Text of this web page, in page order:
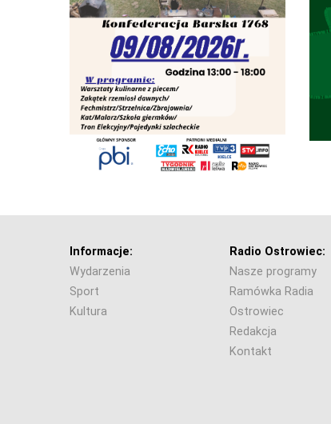
Informacje:
Wydarzenia
Sport
Kultura
Radio Ostrowiec:
Nasze programy
Ramówka Radia
Ostrowiec
Redakcja
Kontakt